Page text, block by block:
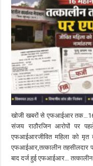
खोजी खबरों से एफआईआर तक…16
संजय राठौरजिन आरोपों पर
एफआईआरजीवित महिला को मृत
एफआईआर,तत्कालीन तहसीलदार
बाद दर्ज हुई एफआईआर…